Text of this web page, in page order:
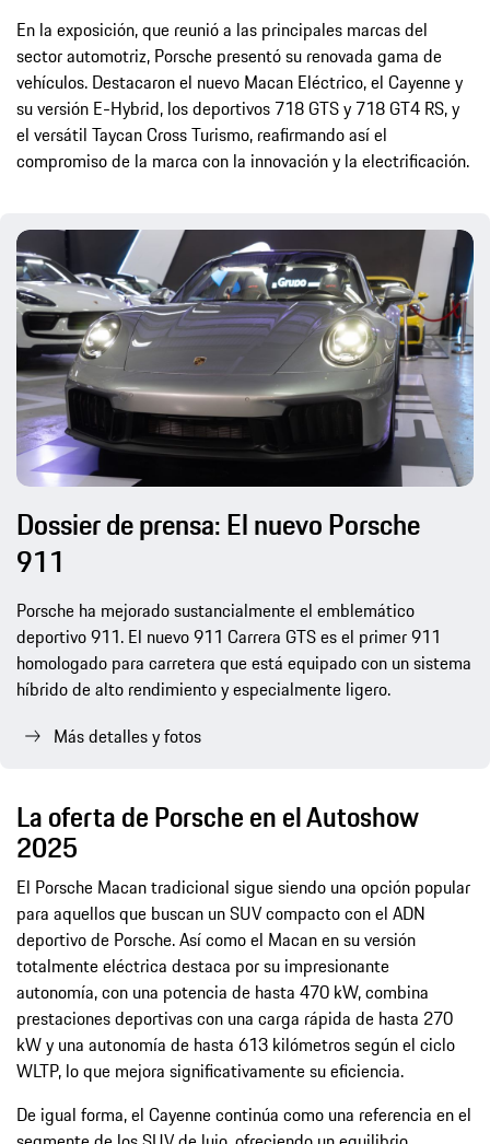
En la exposición, que reunió a las principales marcas del
sector automotriz, Porsche presentó su renovada gama de
vehículos. Destacaron el nuevo Macan Eléctrico, el Cayenne y
su versión E-Hybrid, los deportivos 718 GTS y 718 GT4 RS, y
el versátil Taycan Cross Turismo, reafirmando así el
compromiso de la marca con la innovación y la electrificación.
Dossier de prensa: El nuevo Porsche
911
Porsche ha mejorado sustancialmente el emblemático
deportivo 911. El nuevo 911 Carrera GTS es el primer 911
homologado para carretera que está equipado con un sistema
híbrido de alto rendimiento y especialmente ligero.
Más detalles y fotos
La oferta de Porsche en el Autoshow
2025
El Porsche Macan tradicional sigue siendo una opción popular
para aquellos que buscan un SUV compacto con el ADN
deportivo de Porsche. Así como el Macan en su versión
totalmente eléctrica destaca por su impresionante
autonomía, con una potencia de hasta 470 kW, combina
prestaciones deportivas con una carga rápida de hasta 270
kW y una autonomía de hasta 613 kilómetros según el ciclo
WLTP, lo que mejora significativamente su eficiencia.
De igual forma, el Cayenne continúa como una referencia en el